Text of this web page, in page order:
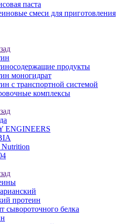
паста
смеси для приготовления
продукты
моногидрат
с транспортной системой
комплексы
ENGINEERS
Nutrition
протеин
сывороточного белка